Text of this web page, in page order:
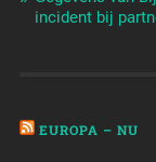
incident bij
EUROPA – NU